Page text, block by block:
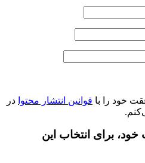
خود را با قوانین انتشار محتوا در
برای انتخاب این